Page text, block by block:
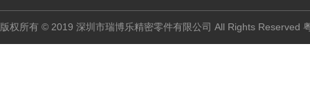
版权所有 © 2019 深圳市瑞博乐精密零件有限公司 All Rights Reserved